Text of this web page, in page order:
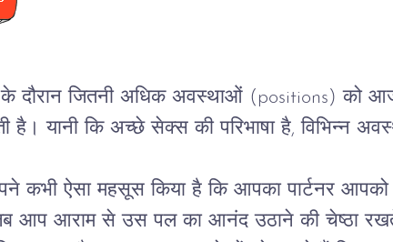
के दौरान जितनी अधिक अवस्थाओं (positions) को
है। यानी कि अच्छे सेक्स की परिभाषा है, विभिन्न
कभी ऐसा महसूस किया है कि आपका पार्टनर आपको
आप आराम से उस पल का आनंद उठाने की चेष्ठा